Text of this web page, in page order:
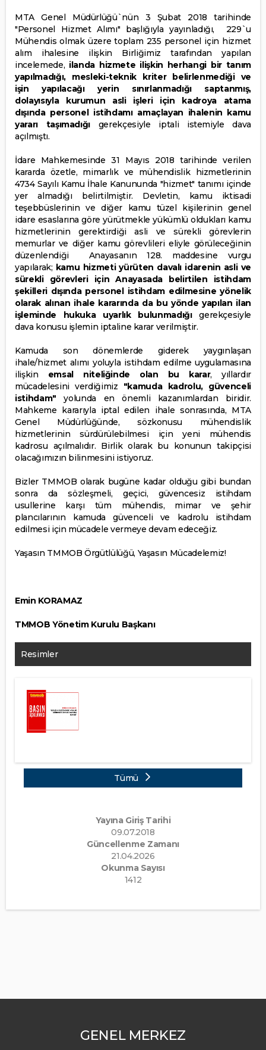
MTA Genel Müdürlüğü`nün 3 Şubat 2018 tarihinde
"Personel Hizmet Alımı" başlığıyla yayınladığı, 229`u
Mühendis olmak üzere toplam 235 personel için hizmet
alım ihalesine ilişkin Birliğimiz tarafından yapılan
incelemede, ilanda hizmete ilişkin herhangi bir tanım
yapılmadığı, mesleki-teknik kriter belirlenmediği ve
işin yapılacağı yerin sınırlanmadığı saptanmış,
dolayısıyla kurumun asli işleri için kadroya atama
dışında personel istihdamı amaçlayan ihalenin kamu
yararı taşımadığı gerekçesiyle iptali istemiyle dava
açılmıştı.
İdare Mahkemesinde 31 Mayıs 2018 tarihinde verilen
kararda özetle, mimarlık ve mühendislik hizmetlerinin
4734 Sayılı Kamu İhale Kanununda "hizmet" tanımı içinde
yer almadığı belirtilmiştir. Devletin, kamu iktisadi
teşebbüslerinin ve diğer kamu tüzel kişilerinin genel
idare esaslarına göre yürütmekle yükümlü oldukları kamu
hizmetlerinin gerektirdiği asli ve sürekli görevlerin
memurlar ve diğer kamu görevlileri eliyle görüleceğinin
düzenlendiği Anayasanın 128. maddesine vurgu
yapılarak; kamu hizmeti yürüten davalı idarenin asli ve
sürekli görevleri için Anayasada belirtilen istihdam
şekilleri dışında personel istihdam edilmesine yönelik
olarak alınan ihale kararında da bu yönde yapılan ilan
işleminde hukuka uyarlık bulunmadığıgerekçesiyle
dava konusu işlemin iptaline karar verilmiştir.
Kamuda son dönemlerde giderek yaygınlaşan
ihale/hizmet alımı yoluyla istihdam edilme uygulamasına
ilişkin emsal niteliğinde olan bu karar, yıllardır
mücadelesini verdiğimiz "kamuda kadrolu, güvenceli
istihdam"yolunda en önemli kazanımlardan biridir.
Mahkeme kararıyla iptal edilen ihale sonrasında, MTA
Genel Müdürlüğünde, sözkonusu mühendislik
hizmetlerinin sürdürülebilmesi için yeni mühendis
kadrosu açılmalıdır. Birlik olarak bu konunun takipçisi
olacağımızın bilinmesini istiyoruz.
Bizler TMMOB olarak bugüne kadar olduğu gibi bundan
sonra da sözleşmeli, geçici, güvencesiz istihdam
usullerine karşı tüm mühendis, mimar ve şehir
plancılarının kamuda güvenceli ve kadrolu istihdam
edilmesi için mücadele vermeye devam edeceğiz.
Yaşasın TMMOB Örgütlülüğü, Yaşasın Mücadelemiz!
Emin KORAMAZ
TMMOB Yönetim Kurulu Başkanı
Resimler
Tümü
Yayına Giriş Tarihi
09.07.2018
Güncellenme Zamanı
21.04.2026
Okunma Sayısı
1412
GENEL MERKEZ